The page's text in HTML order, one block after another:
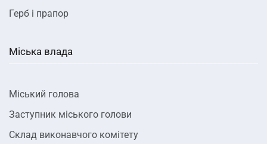
Герб і прапор
Міська влада
Міський голова
Заступник міського голови
Склад виконавчого комітету